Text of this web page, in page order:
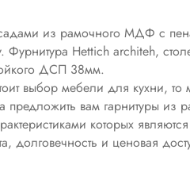
из рамочного МДФ с
Фурнитура Hettich architeh,
ДСП 38мм.
выбор мебели для кухни, то
предложить вам гарнитуры из
которых являются
долговечность и ценовая